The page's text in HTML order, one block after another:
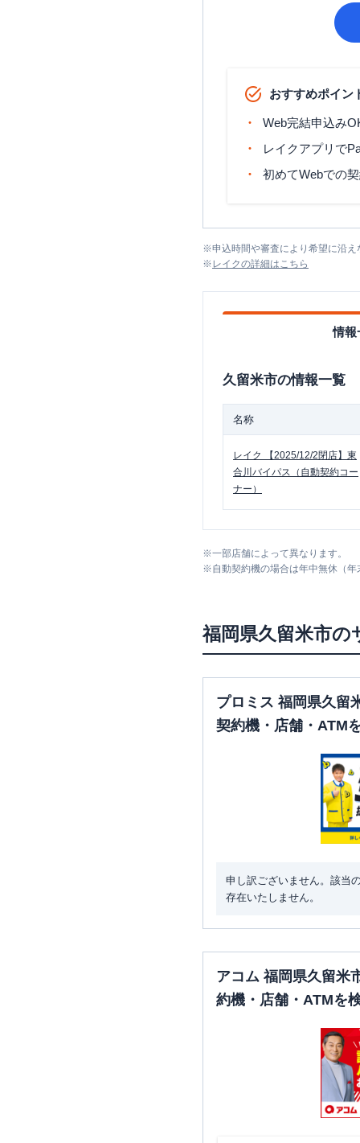
おすすめポイン
Web完結申込み
レイクアプリで
初めてWebでの
※申込時間や審査により希望に沿
※ レイクの詳細はこちら
情報
久留米市の情報一覧
名称
レイク
【2025/12/2閉店】東
合川バイパス（自動契約コー
ナー）
※一部店舗によって異なります。
※自動契約機の場合は年中無休（
福岡県久留米市の
プロミス 福岡県久留
契約機・店舗・ATM
申し訳ございません。該当
存在いたしません。
アコム 福岡県久留米
約機・店舗・ATMを